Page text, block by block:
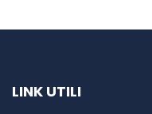
LINK UTILI